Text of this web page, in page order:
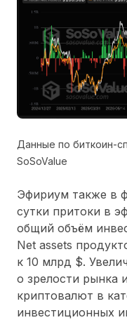
Данные по биткоин-
SoSoValue
Эфириум также в
сутки притоки в
общий объём
Net assets
к 10 млрд $.
о зрелости рынка
криптовалют в
инвестиционных